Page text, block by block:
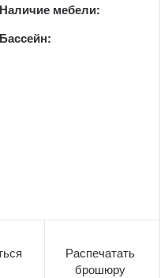
Наличие мебели:
Бассейн:
Распечатать
брошюру